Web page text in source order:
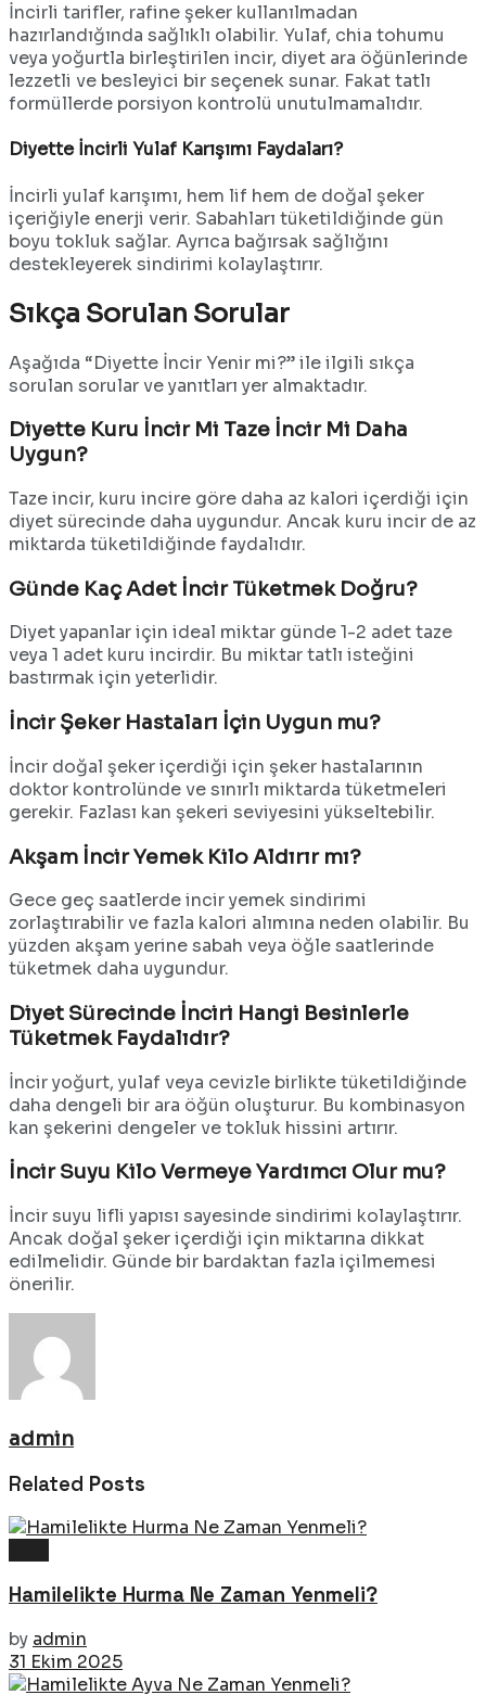
İncirli tarifler, rafine şeker kullanılmadan
hazırlandığında sağlıklı olabilir. Yulaf, chia tohumu
veya yoğurtla birleştirilen incir, diyet ara öğünlerinde
lezzetli ve besleyici bir seçenek sunar. Fakat tatlı
formüllerde porsiyon kontrolü unutulmamalıdır.
Diyette İncirli Yulaf Karışımı Faydaları?
İncirli yulaf karışımı, hem lif hem de doğal şeker
içeriğiyle enerji verir. Sabahları tüketildiğinde gün
boyu tokluk sağlar. Ayrıca bağırsak sağlığını
destekleyerek sindirimi kolaylaştırır.
Sıkça Sorulan Sorular
Aşağıda “Diyette İncir Yenir mi?” ile ilgili sıkça
sorulan sorular ve yanıtları yer almaktadır.
Diyette Kuru İncir Mi Taze İncir Mi Daha
Uygun?
Taze incir, kuru incire göre daha az kalori içerdiği için
diyet sürecinde daha uygundur. Ancak kuru incir de az
miktarda tüketildiğinde faydalıdır.
Günde Kaç Adet İncir Tüketmek Doğru?
Diyet yapanlar için ideal miktar günde 1-2 adet taze
veya 1 adet kuru incirdir. Bu miktar tatlı isteğini
bastırmak için yeterlidir.
İncir Şeker Hastaları İçin Uygun mu?
İncir doğal şeker içerdiği için şeker hastalarının
doktor kontrolünde ve sınırlı miktarda tüketmeleri
gerekir. Fazlası kan şekeri seviyesini yükseltebilir.
Akşam İncir Yemek Kilo Aldırır mı?
Gece geç saatlerde incir yemek sindirimi
zorlaştırabilir ve fazla kalori alımına neden olabilir. Bu
yüzden akşam yerine sabah veya öğle saatlerinde
tüketmek daha uygundur.
Diyet Sürecinde İnciri Hangi Besinlerle
Tüketmek Faydalıdır?
İncir yoğurt, yulaf veya cevizle birlikte tüketildiğinde
daha dengeli bir ara öğün oluşturur. Bu kombinasyon
kan şekerini dengeler ve tokluk hissini artırır.
İncir Suyu Kilo Vermeye Yardımcı Olur mu?
İncir suyu lifli yapısı sayesinde sindirimi kolaylaştırır.
Ancak doğal şeker içerdiği için miktarına dikkat
edilmelidir. Günde bir bardaktan fazla içilmemesi
önerilir.
admin
Related Posts
Hamilelikte Hurma Ne Zaman Yenmeli?
by admin
31 Ekim 2025